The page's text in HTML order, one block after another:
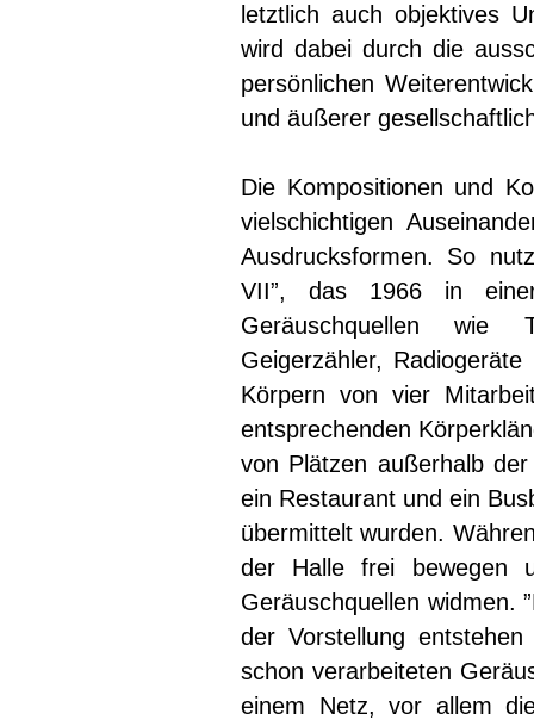
letztlich auch objektives
wird dabei durch die
persönlichen
und äußerer
Die Kompositionen und
vielschichtigen
Ausdrucksformen. So
VII”, das 1966 in
Geräuschquellen wie
Geigerzähler,
Körpern von vier
entsprechenden
von Plätzen außerhalb
ein Restaurant und ein
übermittelt wurden.
der Halle frei bewegen
Geräuschquellen widmen.
der Vorstellung
schon verarbeiteten
einem Netz, vor allem